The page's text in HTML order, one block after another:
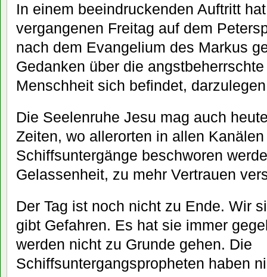
In einem beeindruckenden Auftritt
vergangenen Freitag auf dem
nach dem Evangelium des Markus
Gedanken über die
Menschheit sich befindet,
Die Seelenruhe Jesu mag auch
Zeiten, wo allerorten in allen
Schiffsuntergänge beschworen
Gelassenheit, zu mehr Vertrauen
Der Tag ist noch nicht zu Ende. Wir
gibt Gefahren. Es hat sie immer
werden nicht zu Grunde gehen. Die
Schiffsuntergangspropheten haben